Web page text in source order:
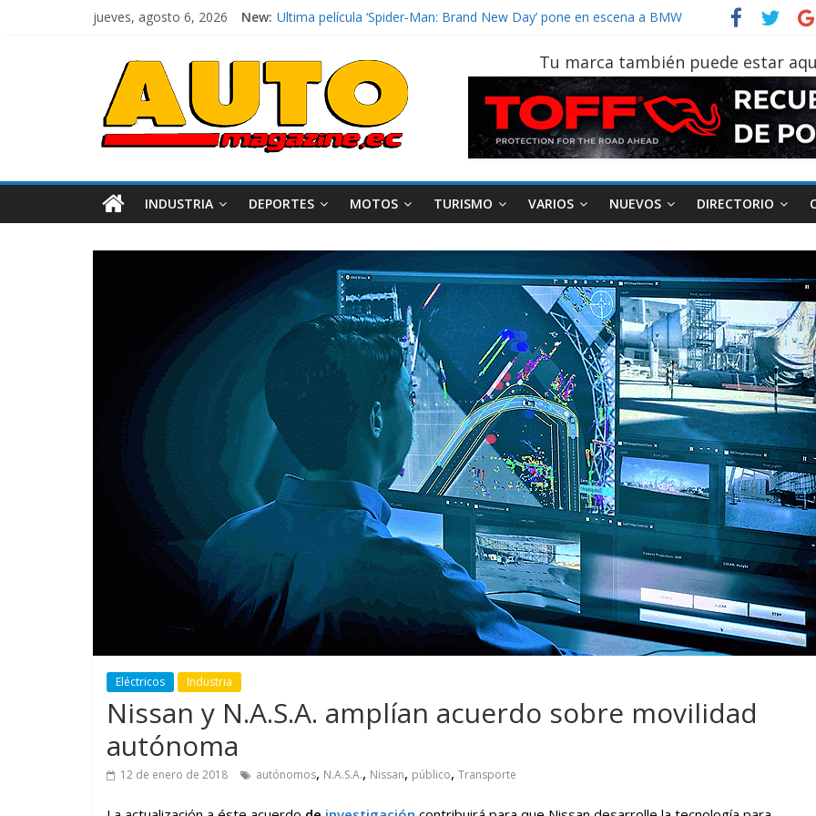
jueves, agosto 6, 2026 New: Ultima película ‘Spider‑Man: Brand New Day’ pone en escena a BMW
La Vuelta al Ecuador 2026, edición 47ª, recorre 7 provincias en 8 días
La FEDAK recibe 12 Sinotruk Bolden para cubrir las rutas de La Vuelta
El costo de tener un vehículo gana protagonismo a la hora de decidir
Tu marca también puede estar
INDUSTRIA DEPORTES MOTOS TURISMO VARIOS NUEVOS DIRECTORIO
Eléctricos Industria
Nissan y N.A.S.A. amplían acuerdo sobre movilidad
autónoma
12 de enero de 2018 autónomos, N.A.S.A., Nissan, público, Transporte
Movilidad Varios
GM reafirma su
compromiso con movilidad
más segura y conectada
Movilidad Turismo Varios
¿Qué puede pasar con tu
vehículo si permanece
varios días sin usar?
AEADE Industria Motociclismo
Movilidad
Campaña busca cambiar
destino de los
en la región